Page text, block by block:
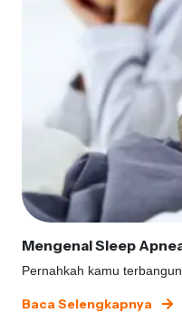
Pernahkah kamu
Baca Selengkapnya